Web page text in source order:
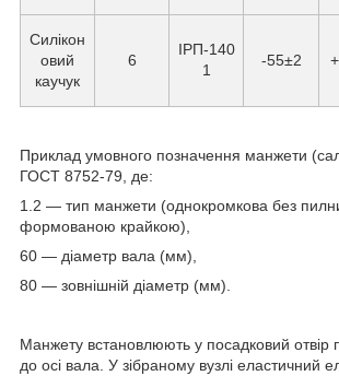
Силікон
овий
каучук
6
ІРП-140
1
-55±2
Приклад умовного позначення манжети
ГОСТ 8752-79, де:
1.2 — тип манжети (однокромкова без
формованою крайкою),
60 — діаметр вала (мм),
80 — зовнішній діаметр (мм).
Манжету встановлюють у посадковий отвір
до осі вала. У зібраному вузлі еластичний